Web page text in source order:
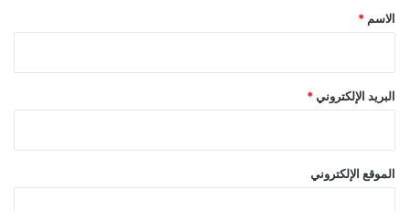
*
الاسم *
البريد الإلكتروني *
الموقع الإلكتروني